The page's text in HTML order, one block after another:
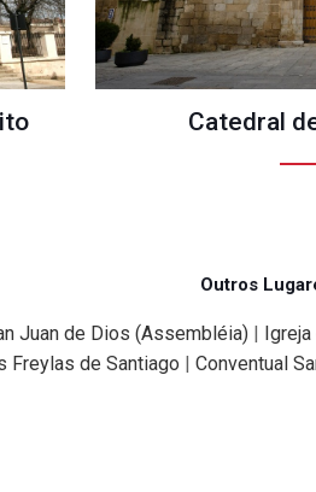
Catedral
Outros
Juan de Dios (Assembléia)| Igreja
Freylas de Santiago |Conventual